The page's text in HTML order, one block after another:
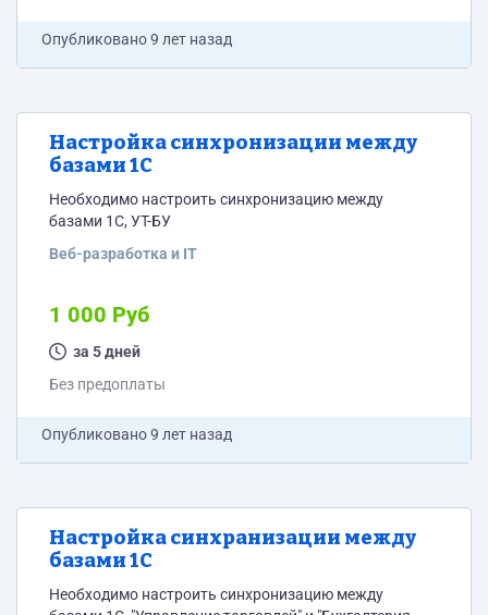
Опубликовано9 лет назад
Настройка синхронизации между
базами 1С
Необходимо настроить синхронизацию между
базами 1С, УТ-БУ
Веб-разработка и IT
1 000 Руб
за 5 дней
Без предоплаты
Опубликовано9 лет назад
Настройка синхранизации между
базами 1С
Необходимо настроить синхронизацию между